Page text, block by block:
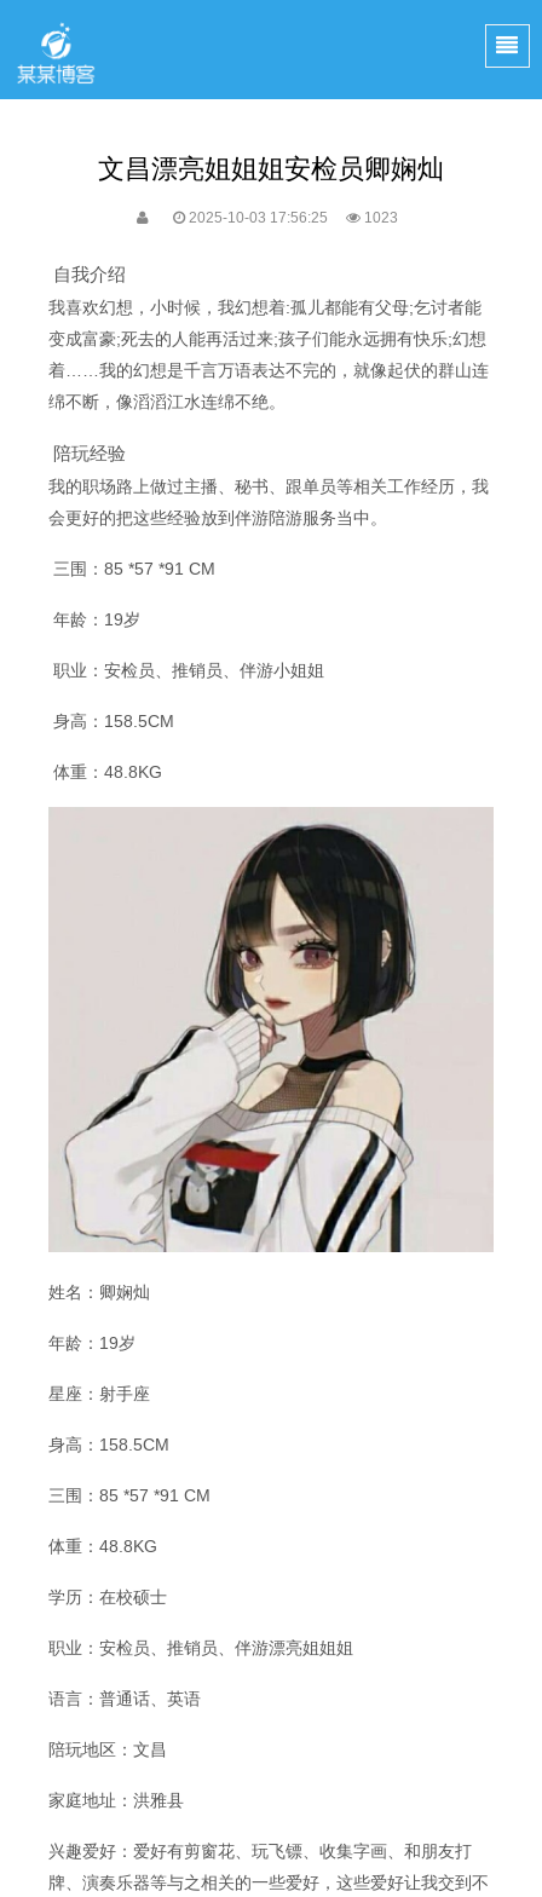
文昌漂亮姐姐姐安检员卿娴灿
2025-10-03 17:56:25 1023
自我介绍
我喜欢幻想，小时候，我幻想着:孤儿都能有父母;乞讨者能
变成富豪;死去的人能再活过来;孩子们能永远拥有快乐;幻想
着……我的幻想是千言万语表达不完的，就像起伏的群山连
绵不断，像滔滔江水连绵不绝。
陪玩经验
我的职场路上做过主播、秘书、跟单员等相关工作经历，我
会更好的把这些经验放到伴游陪游服务当中。
三围：85 *57 *91 CM
年龄：19岁
职业：安检员、推销员、伴游小姐姐
身高：158.5CM
体重：48.8KG
姓名：卿娴灿
年龄：19岁
星座：射手座
身高：158.5CM
三围：85 *57 *91 CM
体重：48.8KG
学历：在校硕士
职业：安检员、推销员、伴游漂亮姐姐姐
语言：普通话、英语
陪玩地区：文昌
家庭地址：洪雅县
兴趣爱好：爱好有剪窗花、玩飞镖、收集字画、和朋友打
牌、演奏乐器等与之相关的一些爱好，这些爱好让我交到不